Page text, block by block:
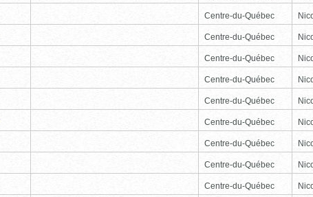
Centre-du-Québec
Centre-du-Québec
Centre-du-Québec
Centre-du-Québec
Centre-du-Québec
Centre-du-Québec
Centre-du-Québec
Centre-du-Québec
Centre-du-Québec